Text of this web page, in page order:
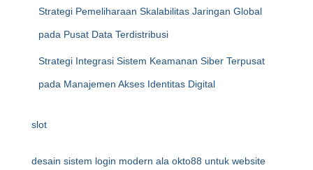
Strategi Pemeliharaan Skalabilitas Jaringan Global
pada Pusat Data Terdistribusi
Strategi Integrasi Sistem Keamanan Siber Terpusat
pada Manajemen Akses Identitas Digital
slot
desain sistem login modern ala okto88 untuk website